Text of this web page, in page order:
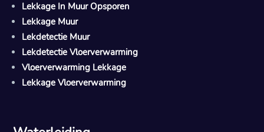
Lekkage In Muur Opsporen
Lekkage Muur
Lekdetectie Muur
Lekdetectie Vloerverwarming
Vloerverwarming Lekkage
Lekkage Vloerverwarming